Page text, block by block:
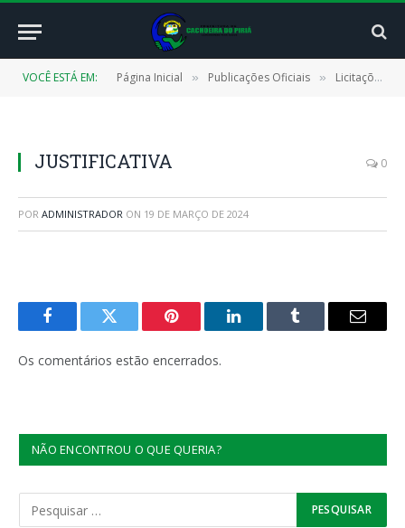
VOCÊ ESTÁ EM: Página Inicial » Publicações Oficiais » Licitações
JUSTIFICATIVA 0
POR ADMINISTRADOR ON 19 DE MARÇO DE 2024
FacebookTwitter Pinterest LinkedInTumblr
E-
Os comentários estão encerrados.
NÃO ENCONTROU O QUE QUERIA?